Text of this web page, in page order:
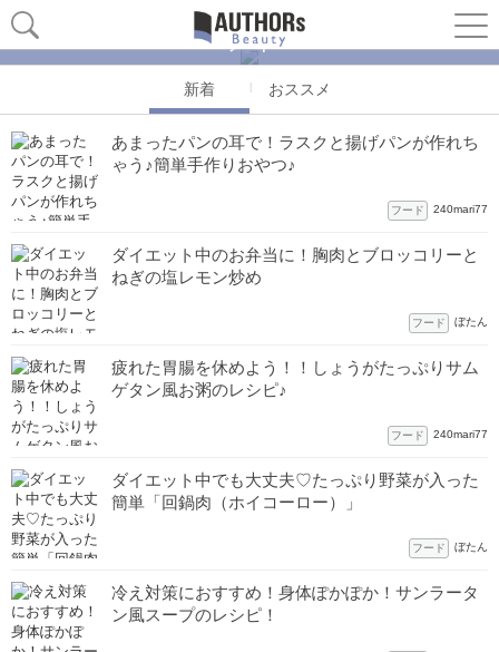
フード
新着 おススメ
あまったパンの耳で！ラスクと揚げパンが作れち
ゃう♪簡単手作りおやつ♪
フード 240mari77
ダイエット中のお弁当に！胸肉とブロッコリーと
ねぎの塩レモン炒め
フード ぼたん
疲れた胃腸を休めよう！！しょうがたっぷりサム
ゲタン風お粥のレシピ♪
フード 240mari77
ダイエット中でも大丈夫♡たっぷり野菜が入った
簡単「回鍋肉（ホイコーロー）」
フード ぼたん
冷え対策におすすめ！身体ぽかぽか！サンラータ
ン風スープのレシピ！